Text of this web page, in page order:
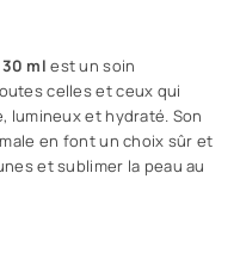
ml est un soin
celles et ceux qui
et hydraté. Son
en font un choix sûr et
et sublimer la peau au